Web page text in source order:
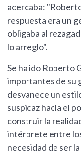
acercaba:
respuesta era un
obligaba al
lo arreglo".
Se ha ido Roberto
importantes de su
desvanece un
suspicaz hacia el
construir la
intérprete entre
necesidad de ser